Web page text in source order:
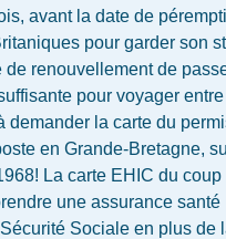
avant la date de
pour garder son
de renouvellement de
pour voyager
demander la carte du
en Grande-Bretagne,
La carte EHIC du
une assurance
Sociale en plus de